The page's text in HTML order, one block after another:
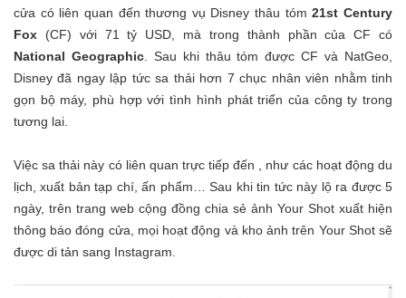
cửa có liên quan đến thương vụ Disney thâu tóm21st Century
Fox (CF) với 71 tỷ USD, mà trong thành phần của CF có
National Geographic. Sau khi thâu tóm được CF và NatGeo,
Disney đã ngay lập tức sa thải hơn 7 chục nhân viên nhằm tinh
gọn bộ máy, phù hợp với tình hình phát triển của công ty trong
tương lai.
Việc sa thải này có liên quan trực tiếp đến , như các hoạt động du
lịch, xuất bản tạp chí, ấn phẩm… Sau khi tin tức này lộ ra được 5
ngày, trên trang web cộng đồng chia sẻ ảnh Your Shot xuất hiện
thông báo đóng cửa, mọi hoạt động và kho ảnh trên Your Shot sẽ
được di tản sang Instagram.